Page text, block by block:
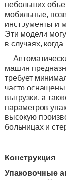
небольших
мобильные,
инструменты и
Эти модели
в случаях,
машин
требует
часто оснащены
выгрузки, а
параметров
высокую
больницах и
Конструкция
Упаковочные